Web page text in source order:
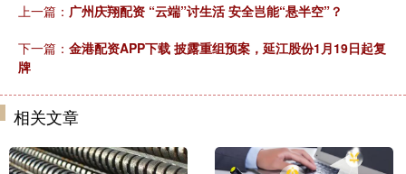
上一篇： 广州庆翔配资 “云端”讨生活 安全岂能“悬半空”？
下一篇： 金港配资APP下载 披露重组预案，延江股份1月19日起复
牌
相关文章